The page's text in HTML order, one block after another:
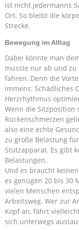
ist nicht jedermanns
Ort. So bleibt die
Strecke.
Bewegung im Alltag
Dabei könnte man
müsste nur ab und
fahren. Denn die
immens: Schädliches
Herzrhythmus
Wenn die Sitzposition
Rückenschmerzen
also eine echte
zu große Belastung
Stützapparat. Es gibt
Belastungen.
Und es braucht
es genügen 20 bis 30
vielen Menschen
Arbeitsweg. Wer zur
Kopf an, fährt
sich unterwegs